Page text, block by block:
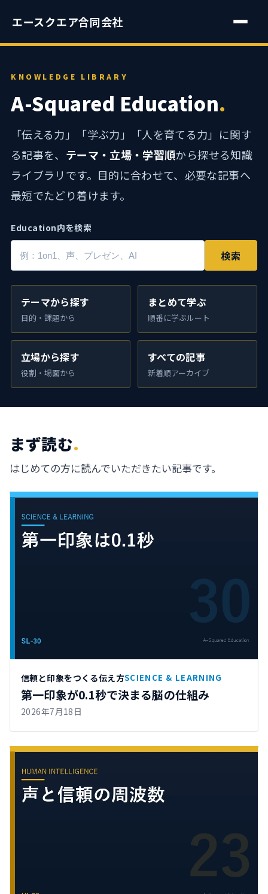
エースクエア合同会社
KNOWLEDGE LIBRARY
A-Squared Education.
「伝える力」「学ぶ力」「人を育てる力」に関す
る記事を、 テーマ・立場・学習順から探せる知識
ライブラリです。目的に合わせて、必要な記事へ
最短でたどり着けます。
Education内を検索
検索
テーマから探す
目的・課題から
まとめて学ぶ
順番に学ぶルート
立場から探す
役割・場面から
すべての記事
新着順アーカイブ
まず読む.
はじめての方に読んでいただきたい記事です。
信頼と印象をつくる伝え方SCIENCE & LEARNING
第一印象が0.1秒で決まる脳の仕組み
2026年7月18日